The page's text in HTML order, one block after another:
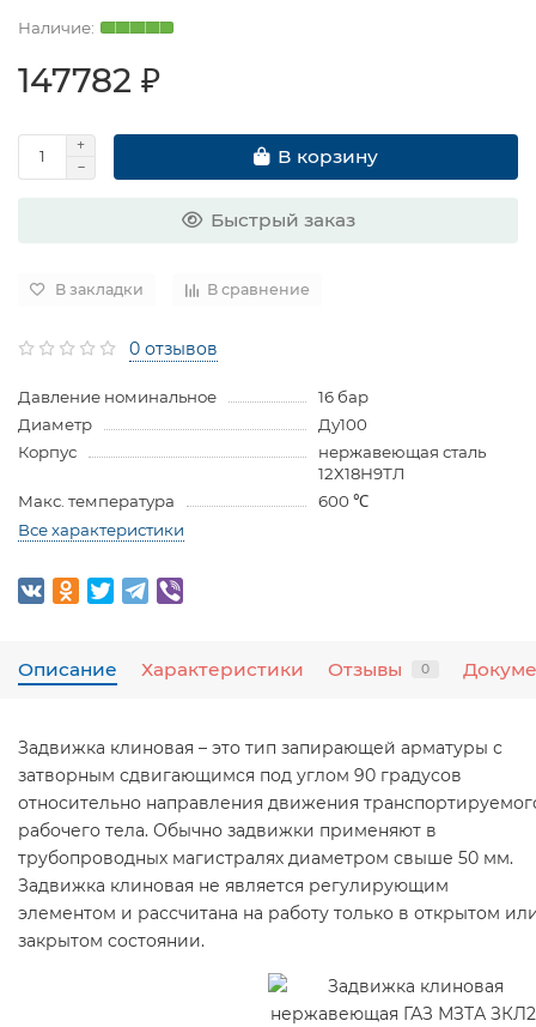
147782 ₽
В корзину
Быстрый заказ
В закладки В сравнение
0 отзывов
Давление номинальное
16 бар
Диаметр
Ду100
Корпус
нержавеющая сталь
12Х18Н9ТЛ
Макс. температура
600 ℃
Все характеристики
Описание Характеристики Отзывы 0
Задвижка клиновая – это тип запирающей арматуры с
затворным сдвигающимся под углом 90 градусов
относительно направления движения
рабочего тела. Обычно задвижки применяют в
трубопроводных магистралях диаметром свыше 50 мм.
Задвижка клиновая не является регулирующим
элементом и рассчитана на работу только в открытом
закрытом состоянии.